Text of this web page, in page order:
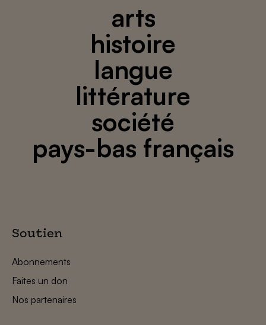
arts
histoire
langue
littérature
société
pays-bas français
Soutien
Abonnements
Faites un don
Nos partenaires